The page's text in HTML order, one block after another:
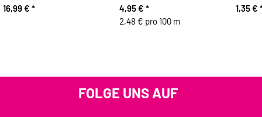
16,99 € * 4,95 € *
2,48 € pro 100 m
1,35 €
FOLGE UNS AUF